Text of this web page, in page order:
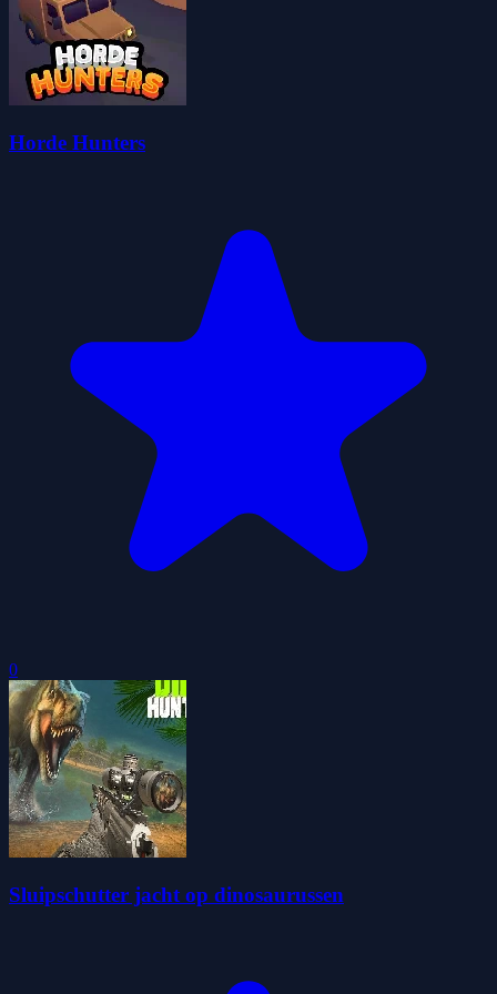
Horde Hunters
0
Sluipschutter jacht op dinosaurussen